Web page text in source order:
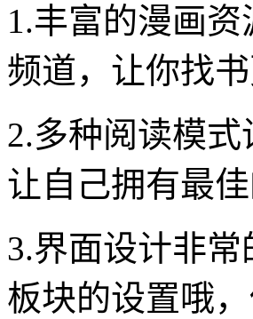
1.丰富的漫画
频道，让你找书
2.多种阅读模
让自己拥有最
3.界面设计非
板块的设置哦